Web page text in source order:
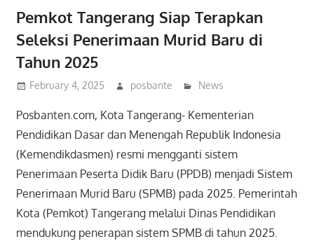
Pemkot Tangerang Siap Terapkan
Seleksi Penerimaan Murid Baru di
Tahun 2025
February 4, 2025 posbante News
Posbanten.com, Kota Tangerang- Kementerian
Pendidikan Dasar dan Menengah Republik Indonesia
(Kemendikdasmen) resmi mengganti sistem
Penerimaan Peserta Didik Baru (PPDB) menjadi Sistem
Penerimaan Murid Baru (SPMB) pada 2025. Pemerintah
Kota (Pemkot) Tangerang melalui Dinas Pendidikan
mendukung penerapan sistem SPMB di tahun 2025.